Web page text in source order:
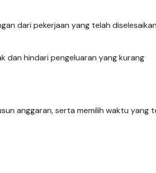
dari pekerjaan yang telah diselesaikan
dan hindari pengeluaran yang kurang
anggaran, serta memilih waktu yang